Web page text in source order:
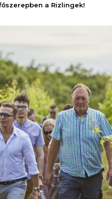
a Rizlingek!